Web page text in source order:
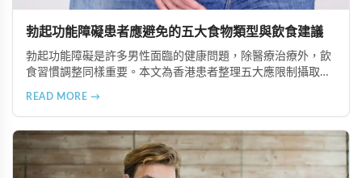
勃起功能障礙患者應避免的五大食物類型與飲食建議
勃起功能障礙是許多男性面臨的健康問題，除醫療治療外，飲
食習慣調整同樣重要。本文為香港患者整理五大應限制攝取的
業治療選項說明。
READ MORE →